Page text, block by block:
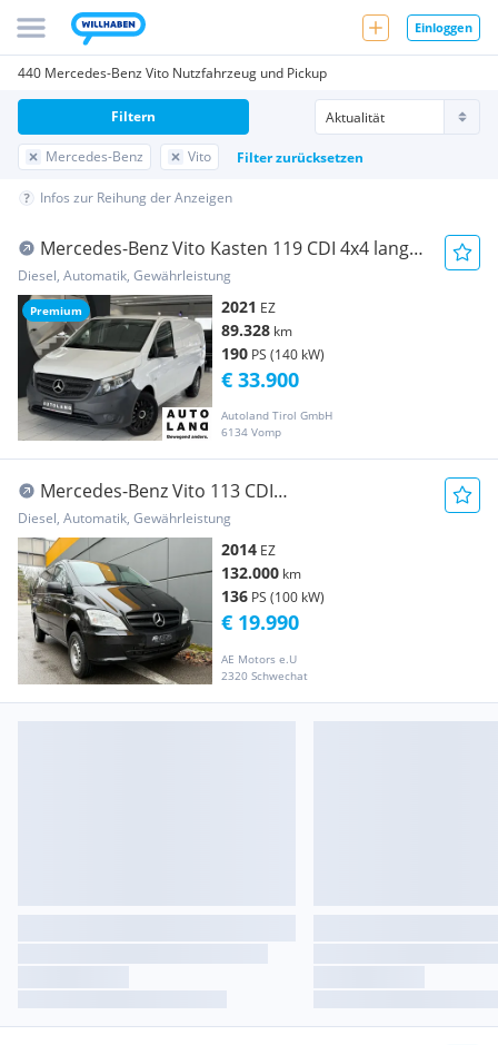
Einloggen
440 Mercedes-Benz Vito Nutzfahrzeug und Pickup
Mercedes-Benz Vito Filter zurücksetzen
Filtern
Infos zur Reihung der Anzeigen
Premium
Mercedes-Benz Vito Kasten 119 CDI 4x4 lang
Transporter / Kastenwagen
Diesel, Automatik, Gewährleistung
2021 EZ
89.328 km
190 PS (140 kW)
Autoland Tirol GmbH
6134 Vomp
€ 33.900
Mercedes-Benz Vito 113 CDI
Lang*9.SITZER*KLIMA*AHK*KREDIT MÖG...
Transporter / Kastenwagen
Diesel, Automatik, Gewährleistung
2014 EZ
132.000 km
136 PS (100 kW)
AE Motors e.U
2320 Schwechat
€ 19.990